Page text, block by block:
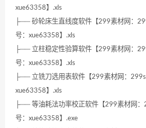
xue63358】.xls
├── 砂轮床生直线度软件【299素材网：
号：xue63358】.xls
├── 立柱稳定性验算软件【299素材网：
号：xue63358】.xls
├── 立铣刀选用表软件【299素材网：
xue63358】.xls
├── 等油耗法功率校正软件【299素材网：
号：xue63358】.exe